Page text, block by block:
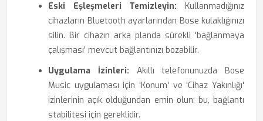
Eski Eşleşmeleri Temizleyin: Kullanmadığınız
cihazların Bluetooth ayarlarından Bose kulaklığınızı
silin. Bir cihazın arka planda sürekli 'bağlanmaya
çalışması' mevcut bağlantınızı bozabilir.
Uygulama İzinleri: Akıllı telefonunuzda Bose
Music uygulaması için 'Konum' ve 'Cihaz Yakınlığı'
izinlerinin açık olduğundan emin olun; bu, bağlantı
stabilitesi için gereklidir.